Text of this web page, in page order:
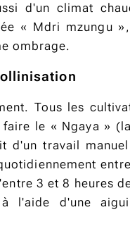
d'un climat
« Mdri mzungu
ombrage.
Tous les
le « Ngaya »
d'un travail
3 et 8 heures
l'aide d'une